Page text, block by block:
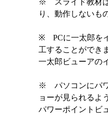
※ スライド教材は
り、動作しないも
※ PCに一太郎をイ
工することができ
一太郎ビューアの
※ パソコンにパワ
ョーが見られるよ
パワーポイントビ